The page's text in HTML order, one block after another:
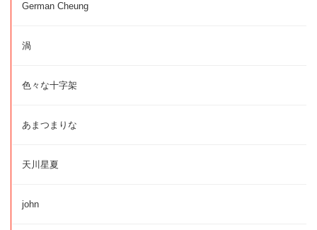
German Cheung
渦
色々な十字架
あまつまりな
天川星夏
john